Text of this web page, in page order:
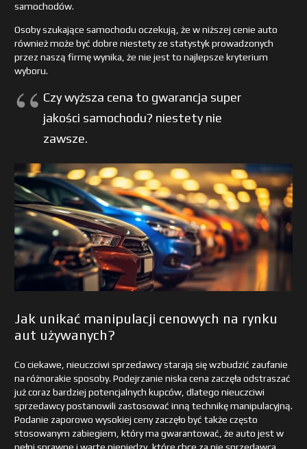
samochodów.
Osoby szukające samochodu oczekują, że w niższej cenie auto
również może być dobre niestety ze statystyk prowadzonych
przez naszą firmę wynika, że nie jest to najlepsze kryterium
wyboru.
Czy wyższa cena to gwarancja super
jakości samochodu? niestety nie
zawsze.
Jak unikać manipulacji cenowych na rynku
aut używanych?
Co ciekawe, nieuczciwi sprzedawcy starają się wzbudzić zaufanie
na różnorakie sposoby. Podejrzanie niska cena zaczęła odstraszać
już coraz bardziej potencjalnych kupców, dlatego nieuczciwi
sprzedawcy postanowili zastosować inną technikę manipulacyjną.
Podanie zaporowo wysokiej ceny zaczęło być także często
stosowanym zabiegiem, który ma gwarantować, że auto jest w